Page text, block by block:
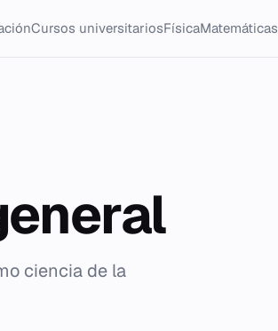
Cursos universitariosFísicaMatemáticas
ciencia de la